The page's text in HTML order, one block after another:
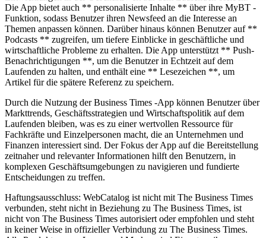
Die App bietet auch ** personalisierte Inhalte ** über ihre MyBT -
Funktion, sodass Benutzer ihren Newsfeed an die Interesse an
Themen anpassen können. Darüber hinaus können Benutzer auf **
Podcasts ** zugreifen, um tiefere Einblicke in geschäftliche und
wirtschaftliche Probleme zu erhalten. Die App unterstützt ** Push-
Benachrichtigungen **, um die Benutzer in Echtzeit auf dem
Laufenden zu halten, und enthält eine ** Lesezeichen **, um
Artikel für die spätere Referenz zu speichern.
Durch die Nutzung der Business Times -App können Benutzer über
Markttrends, Geschäftsstrategien und Wirtschaftspolitik auf dem
Laufenden bleiben, was es zu einer wertvollen Ressource für
Fachkräfte und Einzelpersonen macht, die an Unternehmen und
Finanzen interessiert sind. Der Fokus der App auf die Bereitstellung
zeitnaher und relevanter Informationen hilft den Benutzern, in
komplexen Geschäftsumgebungen zu navigieren und fundierte
Entscheidungen zu treffen.
Haftungsausschluss: WebCatalog ist nicht mit The Business Times
verbunden, steht nicht in Beziehung zu The Business Times, ist
nicht von The Business Times autorisiert oder empfohlen und steht
in keiner Weise in offizieller Verbindung zu The Business Times.